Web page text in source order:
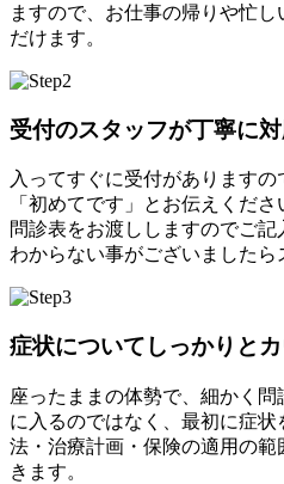
ますので、お仕事の帰りや忙
だけます。
受付のスタッフが丁寧に
入ってすぐに受付があります
「初めてです」とお伝えくださ
問診表をお渡ししますのでご記
わからない事がございましたら
症状についてしっかりと
座ったままの体勢で、細かく
に入るのではなく、最初に症
法・治療計画・保険の適用の
きます。